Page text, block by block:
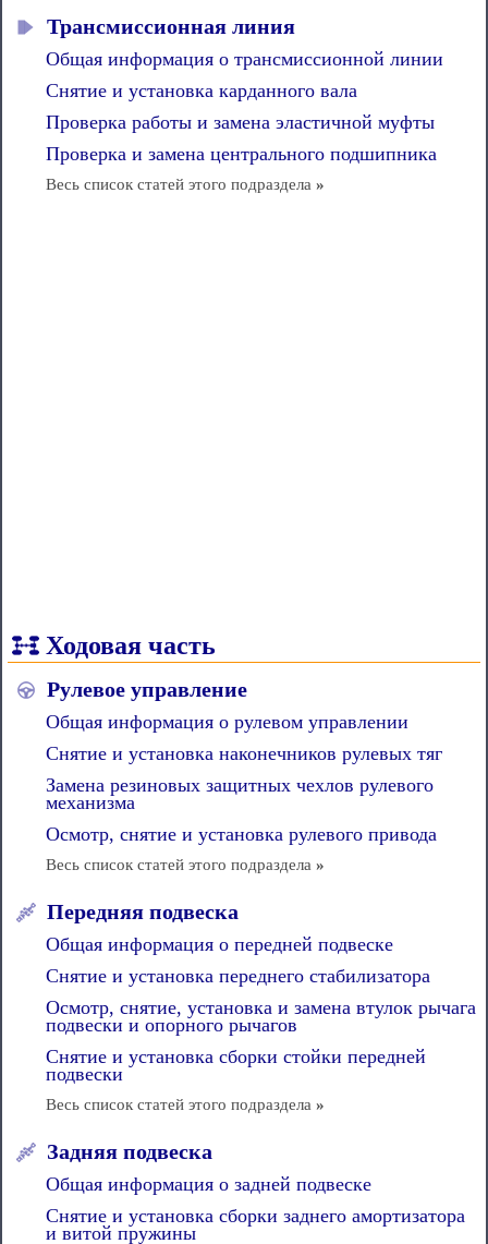
Трансмиссионная линия
Общая информация о трансмиссионной линии
Снятие и установка карданного вала
Проверка работы и замена эластичной муфты
Проверка и замена центрального подшипника
Весь список статей этого подраздела »
Ходовая часть
Рулевое управление
Общая информация о рулевом управлении
Снятие и установка наконечников рулевых тяг
Замена резиновых защитных чехлов рулевого
механизма
Осмотр, снятие и установка рулевого привода
Весь список статей этого подраздела »
Передняя подвеска
Общая информация о передней подвеске
Снятие и установка переднего стабилизатора
Осмотр, снятие, установка и замена втулок рычага
подвески и опорного рычагов
Снятие и установка сборки стойки передней
подвески
Весь список статей этого подраздела »
Задняя подвеска
Общая информация о задней подвеске
Снятие и установка сборки заднего амортизатора
и витой пружины